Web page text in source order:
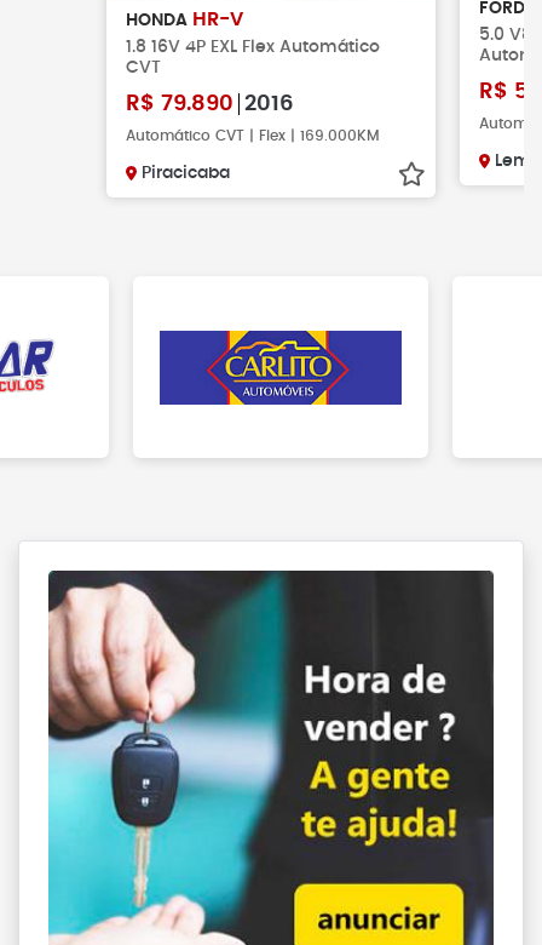
HONDA HR-V
1.8 16V 4P EXL Flex Automático
CVT
R$ 79.890 2016
Automático CVT | Flex | 169.000KM
Piracicaba
FORD
5.0 V8
R$
Leme